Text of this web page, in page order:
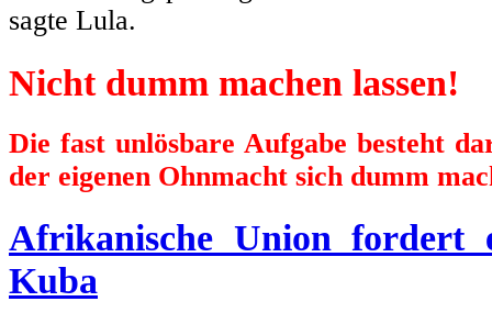
sagte Lula.
Nicht dumm machen lassen!
Die fast unlösbare Aufgabe besteht
der eigenen Ohnmacht sich dumm
Afrikanische Union fordert
Kuba